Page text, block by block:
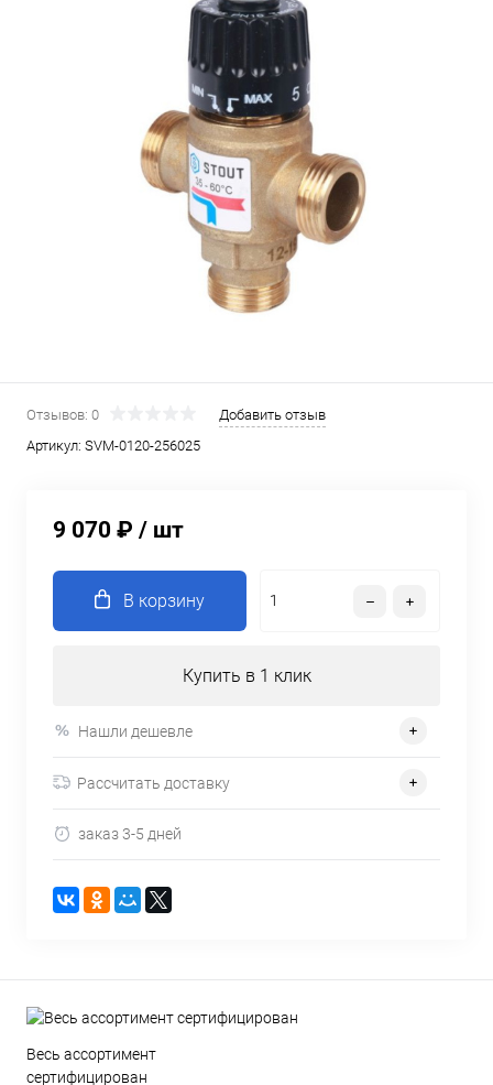
Отзывов: 0
Добавить отзыв
Артикул: SVM-0120-256025
9 070 ₽ / шт
В корзину
Купить в 1 клик
Нашли дешевле
Рассчитать доставку
заказ 3-5 дней
Весь ассортимент
сертифицирован